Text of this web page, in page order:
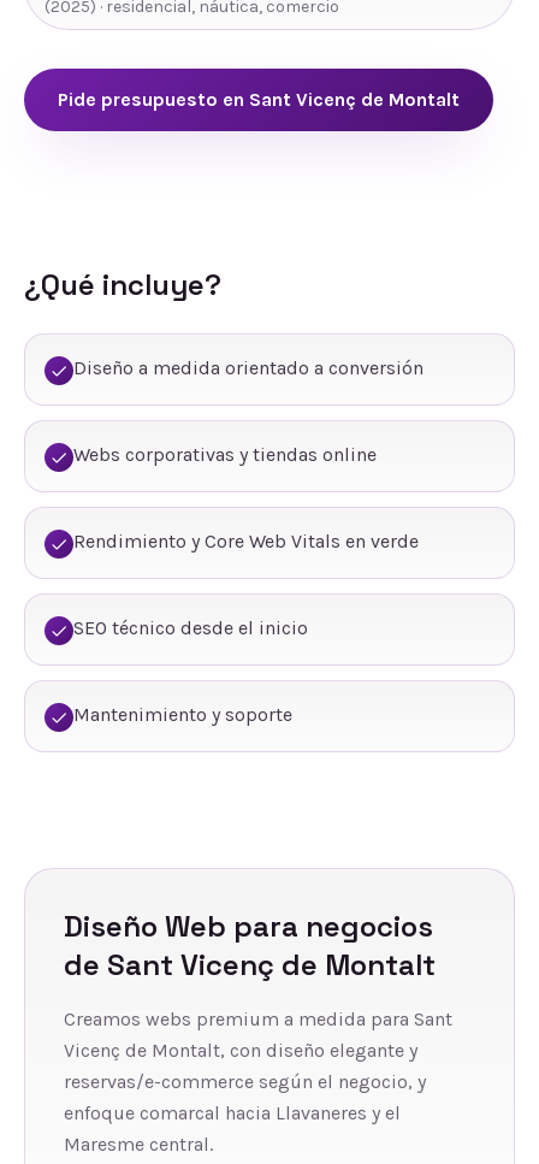
(2025) · residencial, náutica, comercio
Pide presupuesto en Sant Vicenç de Montalt
¿Qué incluye?
Diseño a medida orientado a conversión
Webs corporativas y tiendas online
Rendimiento y Core Web Vitals en verde
SEO técnico desde el inicio
Mantenimiento y soporte
Diseño Web para negocios
de Sant Vicenç de Montalt
Creamos webs premium a medida para Sant
Vicenç de Montalt, con diseño elegante y
reservas/e-commerce según el negocio, y
enfoque comarcal hacia Llavaneres y el
Maresme central.